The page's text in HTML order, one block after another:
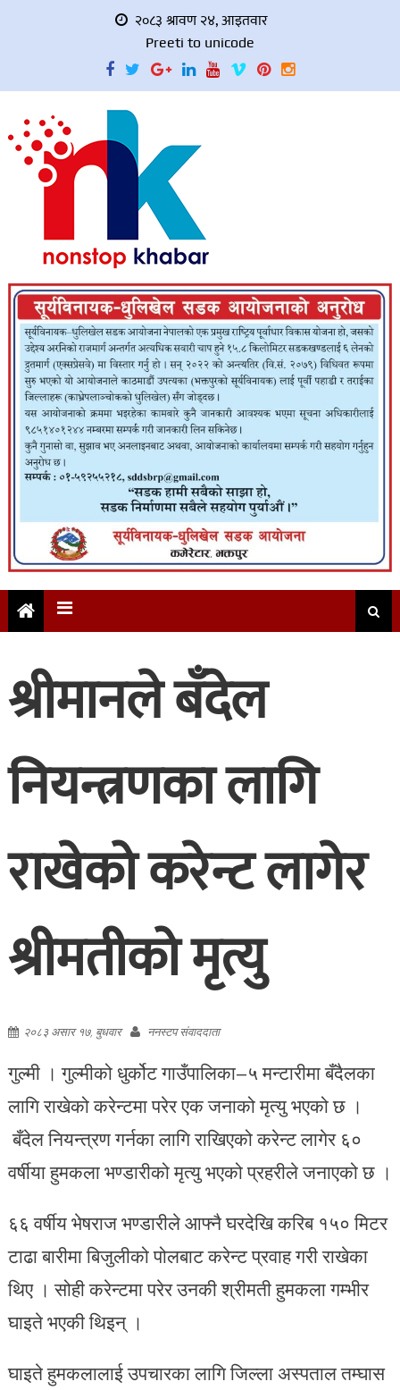
२०८३ श्रावण २४, आइतवार
Preeti to unicode
श्रीमानले बँदेल
नियन्त्रणका लागि
राखेको करेन्ट लागेर
श्रीमतीको मृत्यु
२०८३ असार १७, बुधवार ननस्टप संवाददाता
गुल्मी । गुल्मीको धुर्कोट गाउँपालिका–५ मन्टारीमा बँदैलका
लागि राखेको करेन्टमा परेर एक जनाको मृत्यु भएको छ ।
बँदेल नियन्त्रण गर्नका लागि राखिएको करेन्ट लागेर ६०
वर्षीया हुमकला भण्डारीको मृत्यु भएको प्रहरीले जनाएको छ ।
६६ वर्षीय भेषराज भण्डारीले आफ्नै घरदेखि करिब १५० मिटर
टाढा बारीमा बिजुलीको पोलबाट करेन्ट प्रवाह गरी राखेका
थिए । सोही करेन्टमा परेर उनकी श्रीमती हुमकला गम्भीर
घाइते भएकी थिइन् ।
घाइते हुमकलालाई उपचारका लागि जिल्ला अस्पताल तम्घास